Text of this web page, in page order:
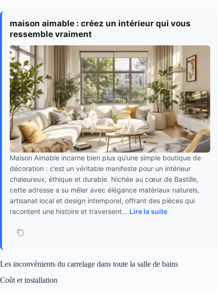
maison aimable : créez un intérieur qui vous
ressemble vraiment
Maison Aimable incarne bien plus qu’une simple boutique de
décoration : c’est un véritable manifeste pour un intérieur
chaleureux, éthique et durable. Nichée au cœur de Bastille,
cette adresse a su mêler avec élégance matériaux naturels,
artisanat local et design intemporel, offrant des pièces qui
racontent une histoire et traversent... Lire la suite
Les inconvénients du carrelage dans toute la salle de bains
Coût et installation